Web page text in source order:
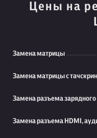
Цены на
Замена матрицы
Замена матрицы с
Замена разъема зарядного
Замена разъема HDMI,